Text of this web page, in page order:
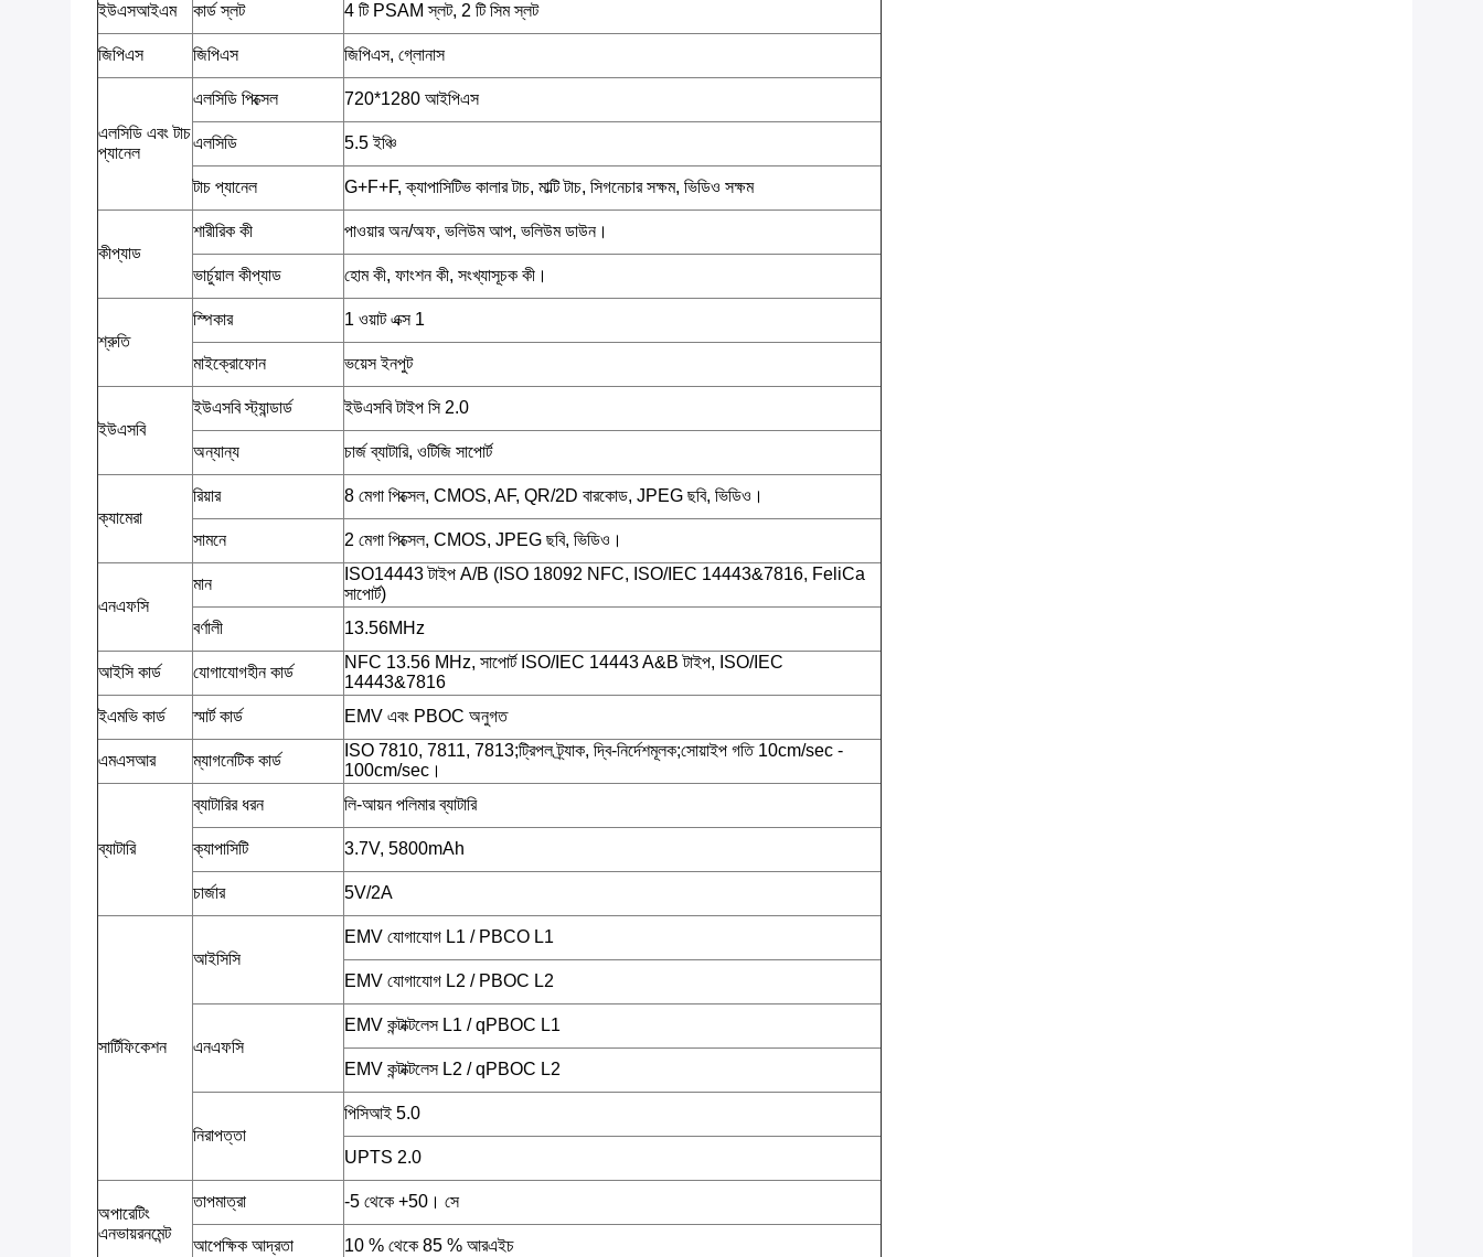
ইউএসআইএম কার্ড স্লট 4 টি PSAM স্লট, 2 টি সিম স্লট
জিপিএস জিপিএস জিপিএস, গ্লোনাস
এলসিডি এবং টাচ
প্যানেল
এলসিডি পিক্সেল 720*1280 আইপিএস
এলসিডি 5.5 ইঞ্চি
টাচ প্যানেল G+F+F, ক্যাপাসিটিভ কালার টাচ, মাল্টি টাচ, সিগনেচার সক্ষম, ভিডিও সক্ষম
কীপ্যাড
শারীরিক কী পাওয়ার অন/অফ, ভলিউম আপ, ভলিউম ডাউন।
ভার্চুয়াল কীপ্যাড হোম কী, ফাংশন কী, সংখ্যাসূচক কী।
শ্রুতি
স্পিকার 1 ওয়াট এক্স 1
মাইক্রোফোন ভয়েস ইনপুট
ইউএসবি
ইউএসবি স্ট্যান্ডার্ড ইউএসবি টাইপ সি 2.0
অন্যান্য চার্জ ব্যাটারি, ওটিজি সাপোর্ট
ক্যামেরা
রিয়ার 8 মেগা পিক্সেল, CMOS, AF, QR/2D বারকোড, JPEG ছবি, ভিডিও।
সামনে 2 মেগা পিক্সেল, CMOS, JPEG ছবি, ভিডিও।
এনএফসি
মান
ISO14443 টাইপ A/B (ISO 18092 NFC, ISO/IEC 14443&7816, FeliCa
সাপোর্ট)
বর্ণালী
13.56MHz
আইসি কার্ড যোগাযোগহীন কার্ড
NFC 13.56 MHz, সাপোর্ট ISO/IEC 14443 A&B টাইপ, ISO/IEC
14443&7816
ইএমভি কার্ড
স্মার্ট কার্ড EMV এবং PBOC অনুগত
এমএসআর ম্যাগনেটিক কার্ড
ISO 7810, 7811, 7813;ট্রিপল ট্র্যাক, দ্বি-নির্দেশমূলক;সোয়াইপ গতি 10cm/sec -
100cm/sec।
ব্যাটারি
ব্যাটারির ধরন লি-আয়ন পলিমার ব্যাটারি
ক্যাপাসিটি 3.7V, 5800mAh
চার্জার 5V/2A
সার্টিফিকেশন
আইসিসি
EMV যোগাযোগ L1 / PBCO L1
EMV যোগাযোগ L2 / PBOC L2
এনএফসি
EMV কন্টাক্টলেস L1 / qPBOC L1
EMV কন্টাক্টলেস L2 / qPBOC L2
নিরাপত্তা
পিসিআই 5.0
UPTS 2.0
অপারেটিং
এনভায়রনমেন্ট
তাপমাত্রা -5 থেকে +50। সে
আপেক্ষিক আদ্রতা 10 % থেকে 85 % আরএইচ